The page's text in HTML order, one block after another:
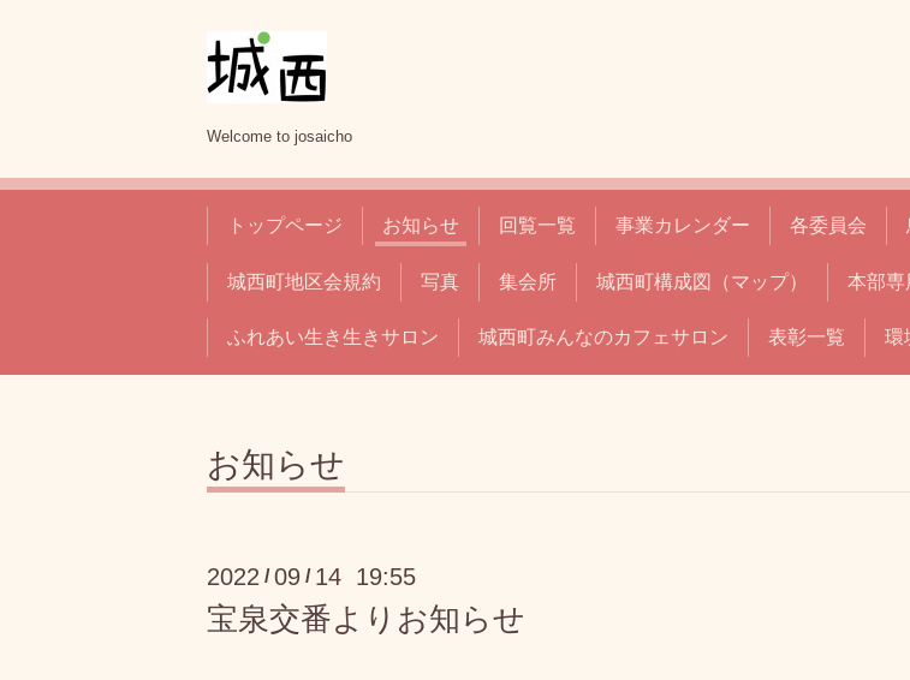
Welcome to josaicho
トップページ お知らせ 回覧一覧 事業カレンダー 各委員会
城西町地区会規約 写真 集会所 城西町構成図（マップ） 本部専
ふれあい生き生きサロン 城西町みんなのカフェサロン 表彰一覧 環
お知らせ
2022 /09 / 14 19:55
宝泉交番よりお知らせ